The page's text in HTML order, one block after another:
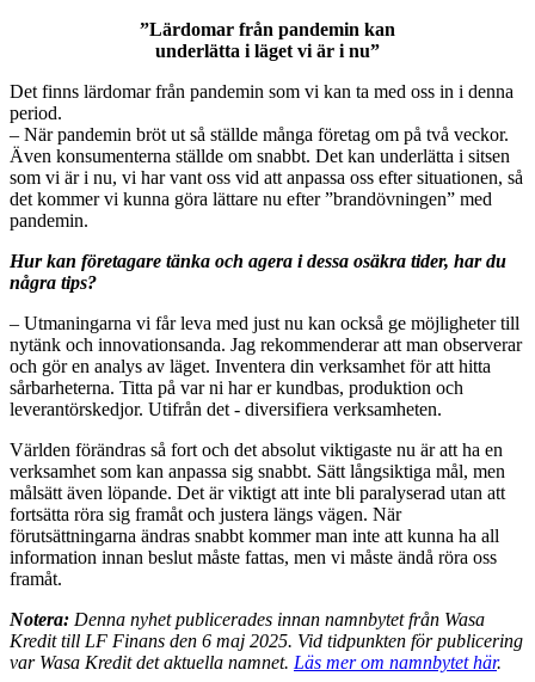
”Lärdomar från pandemin kan
underlätta i läget vi är i nu”
Det finns lärdomar från pandemin som vi kan ta med oss in i denna
period.
– När pandemin bröt ut så ställde många företag om på två veckor.
Även konsumenterna ställde om snabbt. Det kan underlätta i sitsen
som vi är i nu, vi har vant oss vid att anpassa oss efter situationen, så
det kommer vi kunna göra lättare nu efter ”brandövningen” med
pandemin.
Hur kan företagare tänka och agera i dessa osäkra tider, har du
några tips?
– Utmaningarna vi får leva med just nu kan också ge möjligheter till
nytänk och innovationsanda. Jag rekommenderar att man observerar
och gör en analys av läget. Inventera din verksamhet för att hitta
sårbarheterna. Titta på var ni har er kundbas, produktion och
leverantörskedjor. Utifrån det - diversifiera verksamheten.
Världen förändras så fort och det absolut viktigaste nu är att ha en
verksamhet som kan anpassa sig snabbt. Sätt långsiktiga mål, men
målsätt även löpande. Det är viktigt att inte bli paralyserad utan att
fortsätta röra sig framåt och justera längs vägen. När
förutsättningarna ändras snabbt kommer man inte att kunna ha all
information innan beslut måste fattas, men vi måste ändå röra oss
framåt.
Notera: Denna nyhet publicerades innan namnbytet från Wasa
Kredit till LF Finans den 6 maj 2025. Vid tidpunkten för publicering
var Wasa Kredit det aktuella namnet. Läs mer om namnbytet här.